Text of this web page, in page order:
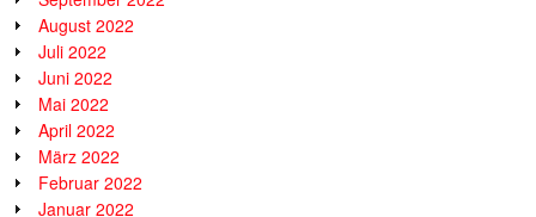
August 2022
Juli 2022
Juni 2022
Mai 2022
April 2022
März 2022
Februar 2022
Januar 2022